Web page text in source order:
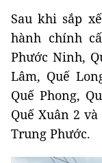
Sau khi sắp
hành chính
Phước Ninh,
Lâm, Quế
Quế Phong,
Quế Xuân 2
Trung Phước.